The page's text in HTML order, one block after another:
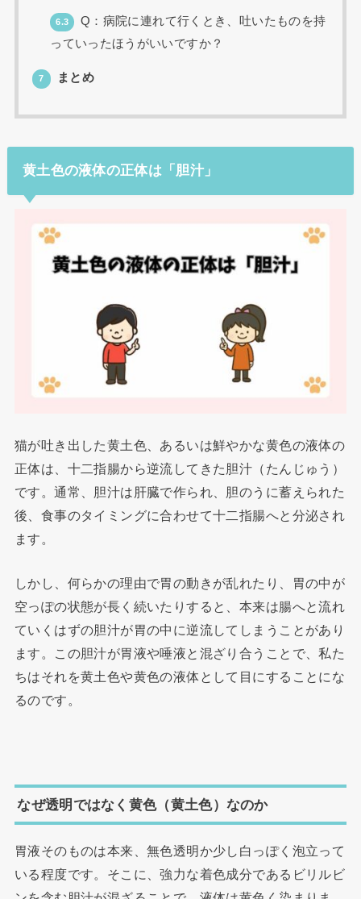
6.3
Q：病院に連れて行くとき、吐いたものを持
っていったほうがいいですか？
7 まとめ
黄土色の液体の正体は「胆汁」
猫が吐き出した黄土色、あるいは鮮やかな黄色の液体の
正体は、十二指腸から逆流してきた胆汁（たんじゅう）
です。通常、胆汁は肝臓で作られ、胆のうに蓄えられた
後、食事のタイミングに合わせて十二指腸へと分泌され
ます。
しかし、何らかの理由で胃の動きが乱れたり、胃の中が
空っぽの状態が長く続いたりすると、本来は腸へと流れ
ていくはずの胆汁が胃の中に逆流してしまうことがあり
ます。この胆汁が胃液や唾液と混ざり合うことで、私た
ちはそれを黄土色や黄色の液体として目にすることにな
るのです。
なぜ透明ではなく黄色（黄土色）なのか
胃液そのものは本来、無色透明か少し白っぽく泡立って
いる程度です。そこに、強力な着色成分であるビリルビ